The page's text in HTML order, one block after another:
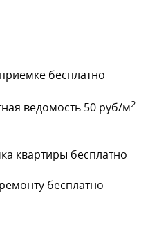
бесплатно
ведомость 50 руб/м2
квартиры бесплатно
бесплатно